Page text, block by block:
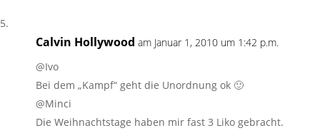
Calvin Hollywood am Januar 1, 2010 um 1:42 p.m.
@Ivo
Bei dem „Kampf“ geht die Unordnung ok 🙂
@Minci
Die Weihnachtstage haben mir fast 3 Liko gebracht.